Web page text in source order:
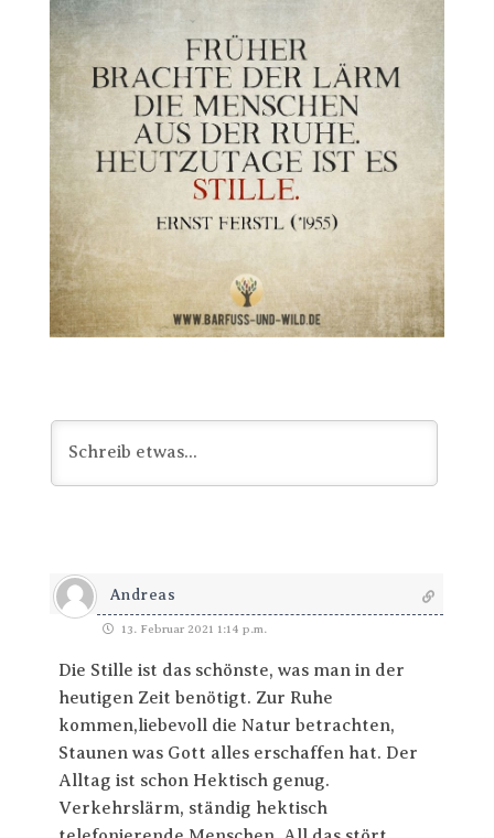
Andreas
13. Februar 2021 1:14 p.m.
Die Stille ist das schönste, was man in der
heutigen Zeit benötigt. Zur Ruhe
kommen,liebevoll die Natur betrachten,
Staunen was Gott alles erschaffen hat. Der
Alltag ist schon Hektisch genug.
Verkehrslärm, ständig hektisch